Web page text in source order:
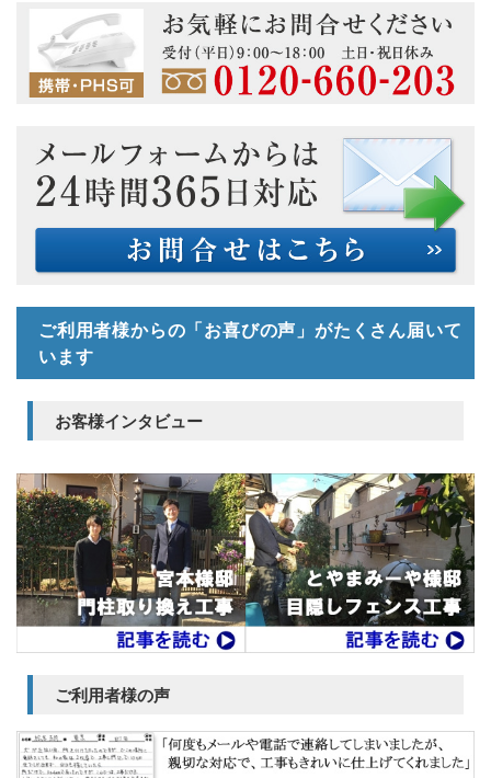
ご利用者様からの「お喜びの声」がたくさん届いて
います
お客様インタビュー
ご利用者様の声